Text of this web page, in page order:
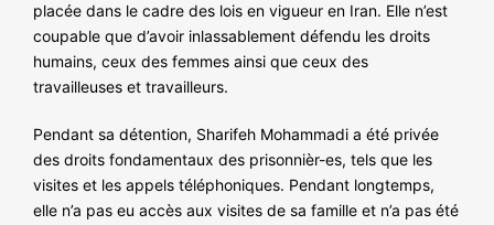
placée dans le cadre des lois en vigueur en Iran. Elle n’est
coupable que d’avoir inlassablement défendu les droits
humains, ceux des femmes ainsi que ceux des
travailleuses et travailleurs.
Pendant sa détention, Sharifeh Mohammadi a été privée
des droits fondamentaux des prisonnièr-es, tels que les
visites et les appels téléphoniques. Pendant longtemps,
elle n’a pas eu accès aux visites de sa famille et n’a pas été